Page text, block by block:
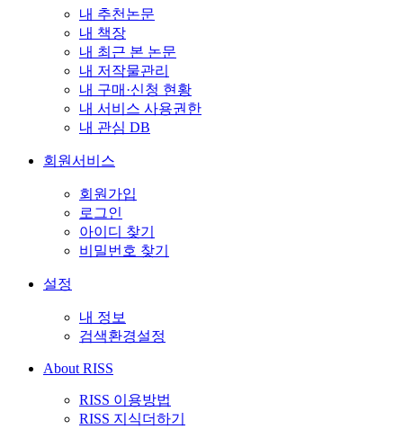
내 추천논문
내 책장
내 최근 본 논문
내 저작물관리
내 구매·신청 현황
내 서비스 사용권한
내 관심 DB
회원서비스
회원가입
로그인
아이디 찾기
비밀번호 찾기
설정
내 정보
검색환경설정
About RISS
RISS 이용방법
RISS 지식더하기